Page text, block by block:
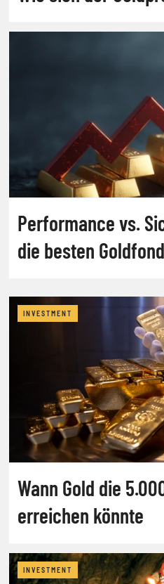
Performance vs.
die besten
INVESTMENT
Wann Gold die
erreichen könnte
INVESTMENT